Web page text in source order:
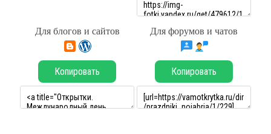
Для блогов и сайтов Для форумов и чатов
Копировать Копировать